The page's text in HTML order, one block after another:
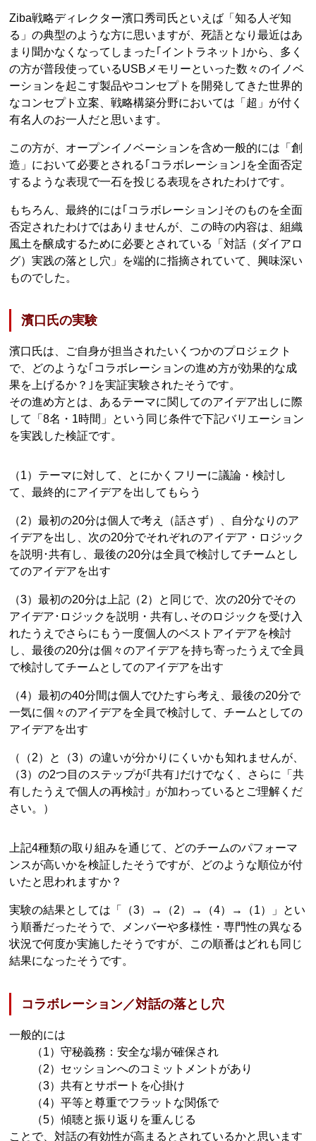
Ziba戦略ディレクター濱口秀司氏といえば「知る人ぞ知
る」の典型のような方に思いますが、死語となり最近はあ
まり聞かなくなってしまった｢イントラネット｣から、多く
の方が普段使っているUSBメモリーといった数々のイノベ
ーションを起こす製品やコンセプトを開発してきた世界的
なコンセプト立案、戦略構築分野においては「超」が付く
有名人のお一人だと思います。
この方が、オープンイノベーションを含め一般的には「創
造」において必要とされる｢コラボレーション｣を全面否定
するような表現で一石を投じる表現をされたわけです。
もちろん、最終的には｢コラボレーション｣そのものを全面
否定されたわけではありませんが、この時の内容は、組織
風土を醸成するために必要とされている「対話（ダイアロ
グ）実践の落とし穴」を端的に指摘されていて、興味深い
ものでした。
濱口氏の実験
濱口氏は、ご自身が担当されたいくつかのプロジェクト
で、どのような｢コラボレーションの進め方が効果的な成
果を上げるか？｣を実証実験されたそうです。
その進め方とは、あるテーマに関してのアイデア出しに際
して「8名・1時間」という同じ条件で下記バリエーション
を実践した検証です。
（1）テーマに対して、とにかくフリーに議論・検討し
て、最終的にアイデアを出してもらう
（2）最初の20分は個人で考え（話さず）、自分なりのア
イデアを出し、次の20分でそれぞれのアイデア・ロジック
を説明･共有し、最後の20分は全員で検討してチームとし
てのアイデアを出す
（3）最初の20分は上記（2）と同じで、次の20分でその
アイデア･ロジックを説明・共有し､そのロジックを受け入
れたうえでさらにもう一度個人のベストアイデアを検討
し、最後の20分は個々のアイデアを持ち寄ったうえで全員
で検討してチームとしてのアイデアを出す
（4）最初の40分間は個人でひたすら考え、最後の20分で
一気に個々のアイデアを全員で検討して、チームとしての
アイデアを出す
（（2）と（3）の違いが分かりにくいかも知れませんが、
（3）の2つ目のステップが｢共有｣だけでなく、さらに「共
有したうえで個人の再検討」が加わっているとご理解くだ
さい。）
上記4種類の取り組みを通じて、どのチームのパフォーマ
ンスが高いかを検証したそうですが、どのような順位が付
いたと思われますか？
実験の結果としては「（3）→（2）→（4）→（1）」とい
う順番だったそうで、メンバーや多様性・専門性の異なる
状況で何度か実施したそうですが、この順番はどれも同じ
結果になったそうです。
コラボレーション／対話の落とし穴
一般的には
（1）守秘義務：安全な場が確保され
（2）セッションへのコミットメントがあり
（3）共有とサポートを心掛け
（4）平等と尊重でフラットな関係で
（5）傾聴と振り返りを重んじる
ことで、対話の有効性が高まるとされているかと思います